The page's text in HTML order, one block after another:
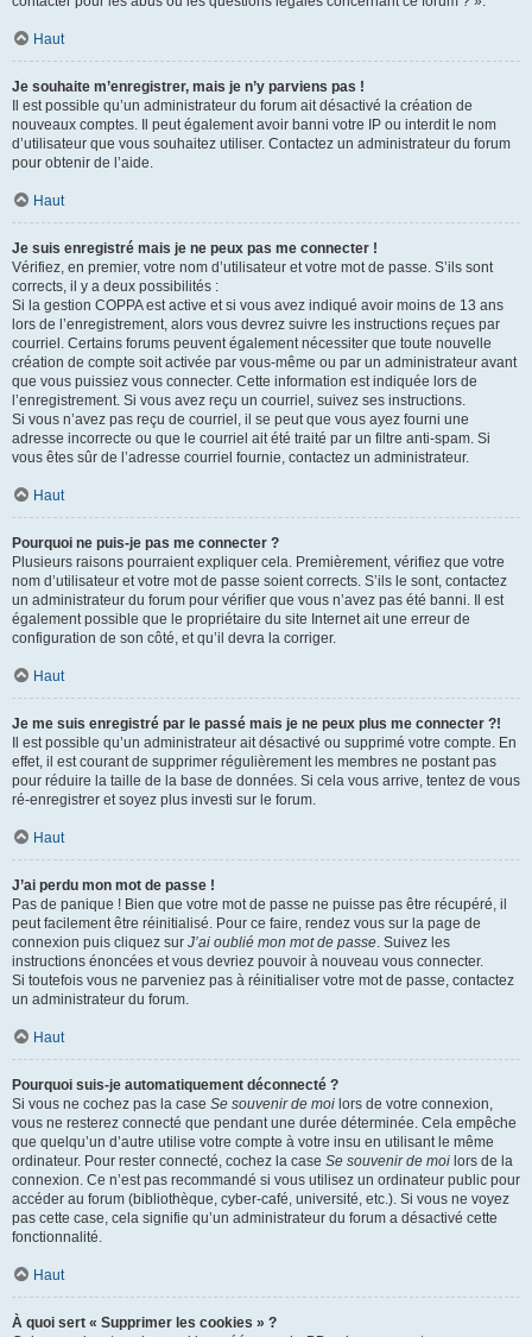
Haut
Je souhaite m’enregistrer, mais je n’y parviens pas !
Il est possible qu’un administrateur du forum ait désactivé la création de
nouveaux comptes. Il peut également avoir banni votre IP ou interdit le nom
d’utilisateur que vous souhaitez utiliser. Contactez un administrateur du forum
pour obtenir de l’aide.
Haut
Je suis enregistré mais je ne peux pas me connecter !
Vérifiez, en premier, votre nom d’utilisateur et votre mot de passe. S’ils sont
corrects, il y a deux possibilités :
Si la gestion COPPA est active et si vous avez indiqué avoir moins de 13 ans
lors de l’enregistrement, alors vous devrez suivre les instructions reçues par
courriel. Certains forums peuvent également nécessiter que toute nouvelle
création de compte soit activée par vous-même ou par un administrateur avant
que vous puissiez vous connecter. Cette information est indiquée lors de
l’enregistrement. Si vous avez reçu un courriel, suivez ses instructions.
Si vous n’avez pas reçu de courriel, il se peut que vous ayez fourni une
adresse incorrecte ou que le courriel ait été traité par un filtre anti-spam. Si
vous êtes sûr de l’adresse courriel fournie, contactez un administrateur.
Haut
Pourquoi ne puis-je pas me connecter ?
Plusieurs raisons pourraient expliquer cela. Premièrement, vérifiez que votre
nom d’utilisateur et votre mot de passe soient corrects. S’ils le sont, contactez
un administrateur du forum pour vérifier que vous n’avez pas été banni. Il est
également possible que le propriétaire du site Internet ait une erreur de
configuration de son côté, et qu’il devra la corriger.
Haut
Je me suis enregistré par le passé mais je ne peux plus me connecter ?!
Il est possible qu’un administrateur ait désactivé ou supprimé votre compte. En
effet, il est courant de supprimer régulièrement les membres ne postant pas
pour réduire la taille de la base de données. Si cela vous arrive, tentez de vous
ré-enregistrer et soyez plus investi sur le forum.
Haut
J’ai perdu mon mot de passe !
Pas de panique ! Bien que votre mot de passe ne puisse pas être récupéré, il
peut facilement être réinitialisé. Pour ce faire, rendez vous sur la page de
connexion puis cliquez sur J’ai oublié mon mot de passe. Suivez les
instructions énoncées et vous devriez pouvoir à nouveau vous connecter.
Si toutefois vous ne parveniez pas à réinitialiser votre mot de passe, contactez
un administrateur du forum.
Haut
Pourquoi suis-je automatiquement déconnecté ?
Si vous ne cochez pas la case Se souvenir de moi lors de votre connexion,
vous ne resterez connecté que pendant une durée déterminée. Cela empêche
que quelqu’un d’autre utilise votre compte à votre insu en utilisant le même
ordinateur. Pour rester connecté, cochez la case Se souvenir de moi lors de la
connexion. Ce n’est pas recommandé si vous utilisez un ordinateur public pour
accéder au forum (bibliothèque, cyber-café, université, etc.). Si vous ne voyez
pas cette case, cela signifie qu’un administrateur du forum a désactivé cette
fonctionnalité.
Haut
À quoi sert « Supprimer les cookies » ?